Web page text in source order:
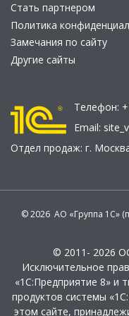
Стать партнером
Политика
Замечания по сайту
Другие сайты
Телефон:
Email:
Отдел продаж: г.
© 2026 АО «Группа 1С»
© 2011- 2026
Исключительное
«1С:Предприятие 8» и
продуктов системы
этом сайте,